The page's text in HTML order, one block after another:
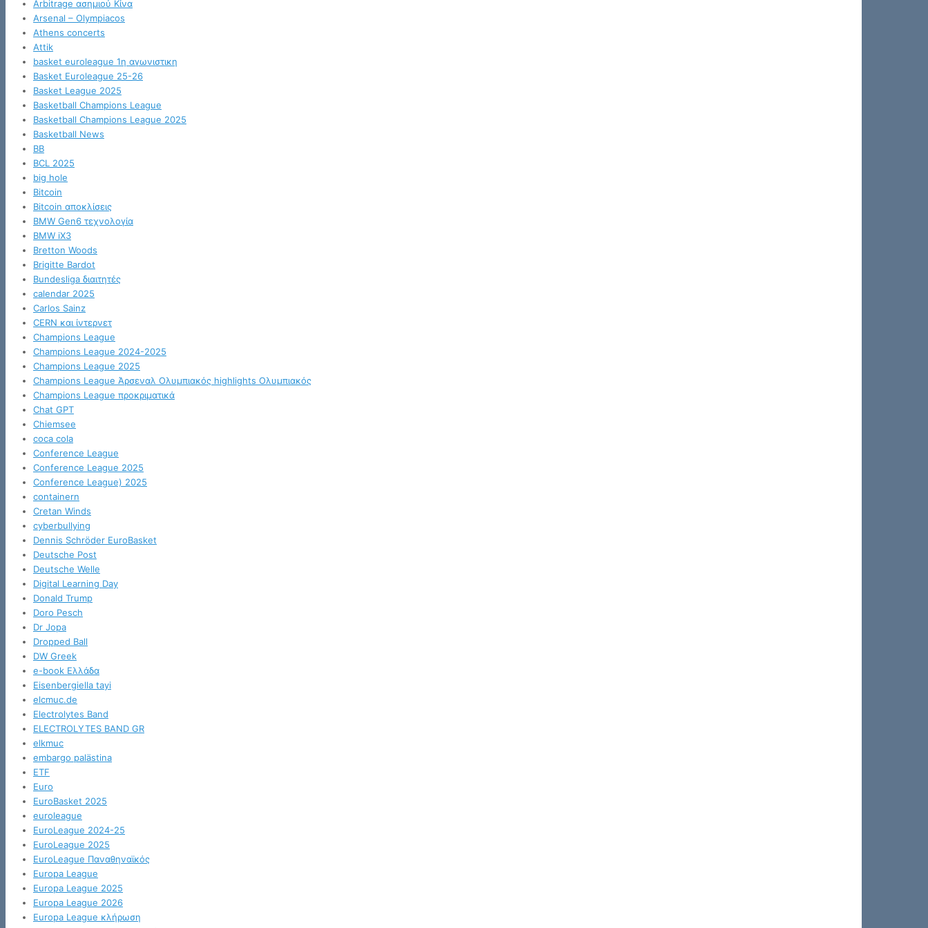
Arbitrage ασημιού Κίνα
Arsenal – Olympiacos
Athens concerts
Attik
basket euroleague 1η αγωνιστικη
Basket Euroleague 25-26
Basket League 2025
Basketball Champions League
Basketball Champions League 2025
Basketball News
BB
BCL 2025
big hole
Bitcoin
Bitcoin αποκλίσεις
BMW Gen6 τεχνολογία
BMW iX3
Bretton Woods
Brigitte Bardot
Bundesliga διαιτητές
calendar 2025
Carlos Sainz
CERN και ίντερνετ
Champions League
Champions League 2024-2025
Champions League 2025
Champions League Άρσεναλ Ολυμπιακός highlights Ολυμπιακός
Champions League προκριματικά
Chat GPT
Chiemsee
coca cola
Conference League
Conference League 2025
Conference League) 2025
containern
Cretan Winds
cyberbullying
Dennis Schröder EuroBasket
Deutsche Post
Deutsche Welle
Digital Learning Day
Donald Trump
Doro Pesch
Dr Jopa
Dropped Ball
DW Greek
e-book Ελλάδα
Eisenbergiella tayi
elcmuc.de
Electrolytes Band
ELECTROLYTES BAND GR
elkmuc
embargo palästina
ETF
Euro
EuroBasket 2025
euroleague
EuroLeague 2024-25
EuroLeague 2025
EuroLeague Παναθηναϊκός
Europa League
Europa League 2025
Europa League 2026
Europa League κλήρωση